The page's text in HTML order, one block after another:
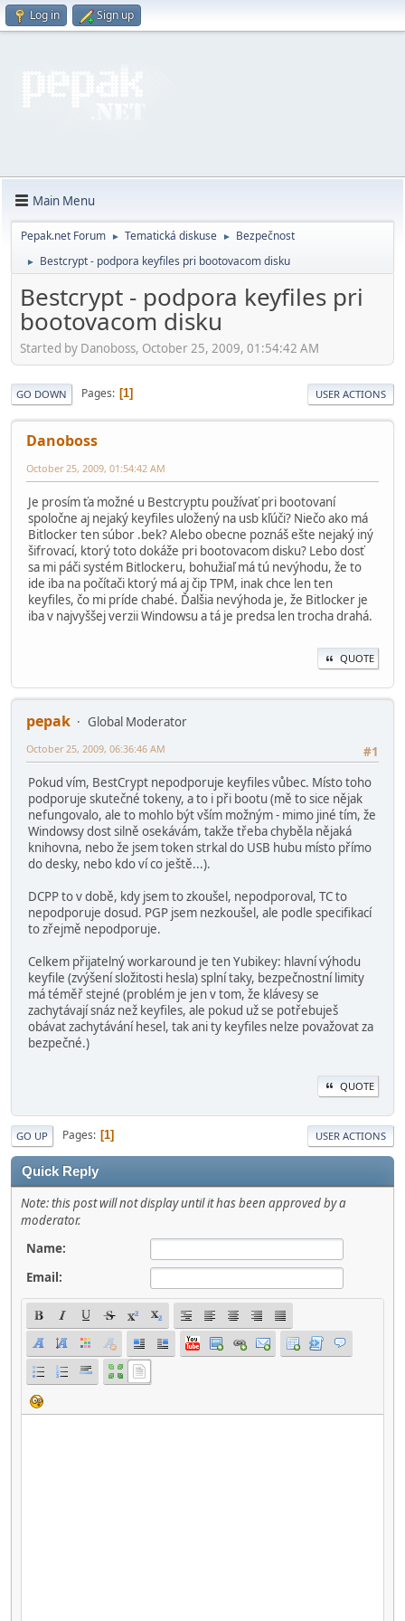
Log in Sign up
Main Menu
Pepak.net Forum ► Tematická diskuse ► Bezpečnost
► Bestcrypt - podpora keyfiles pri bootovacom disku
Bestcrypt - podpora keyfiles pri
bootovacom disku
Started by Danoboss, October 25, 2009, 01:54:42 AM
GO DOWN Pages 1 USER ACTIONS
Danoboss
October 25, 2009, 01:54:42 AM
Je prosím ťa možné u Bestcryptu používať pri bootovaní
spoločne aj nejaký keyfiles uložený na usb kľúči? Niečo ako má
Bitlocker ten súbor .bek? Alebo obecne poznáš ešte nejaký iný
šifrovací, ktorý toto dokáže pri bootovacom disku? Lebo dosť
sa mi páči systém Bitlockeru, bohužiaľ má tú nevýhodu, že to
ide iba na počítači ktorý má aj čip TPM, inak chce len ten
keyfiles, čo mi príde chabé. Ďalšia nevýhoda je, že Bitlocker je
iba v najvyššej verzii Windowsu a tá je predsa len trocha drahá.
QUOTE
pepak
Global Moderator
#1
October 25, 2009, 06:36:46 AM
Pokud vím, BestCrypt nepodporuje keyfiles vůbec. Místo toho
podporuje skutečné tokeny, a to i při bootu (mě to sice nějak
nefungovalo, ale to mohlo být vším možným - mimo jiné tím, že
Windowsy dost silně osekávám, takže třeba chyběla nějaká
knihovna, nebo že jsem token strkal do USB hubu místo přímo
do desky, nebo kdo ví co ještě...).
DCPP to v době, kdy jsem to zkoušel, nepodporoval, TC to
nepodporuje dosud. PGP jsem nezkoušel, ale podle specifikací
to zřejmě nepodporuje.
Celkem přijatelný workaround je ten Yubikey: hlavní výhodu
keyfile (zvýšení složitosti hesla) splní taky, bezpečnostní limity
má téměř stejné (problém je jen v tom, že klávesy se
zachytávají snáz než keyfiles, ale pokud už se potřebuješ
obávat zachytávání hesel, tak ani ty keyfiles nelze považovat za
bezpečné.)
QUOTE
GO UP Pages 1 USER ACTIONS
Quick Reply
Note: this post will not display until it has been approved by a
moderator.
Name:
Email: